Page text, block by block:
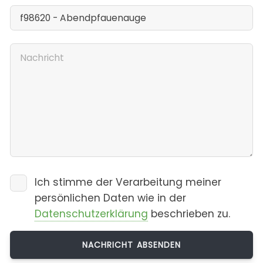
Ich stimme der Verarbeitung meiner
persönlichen Daten wie in der
Datenschutzerklärung beschrieben zu.